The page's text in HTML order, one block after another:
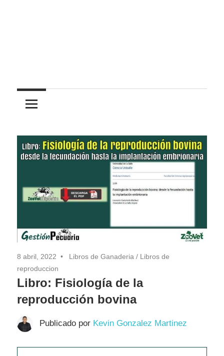
8 abril, 2022 Libros de Ganaderia / Libros de
reproduccion
Libro: Fisiología de la
reproducción bovina
Publicado por Kevin Gonzalez Martinez